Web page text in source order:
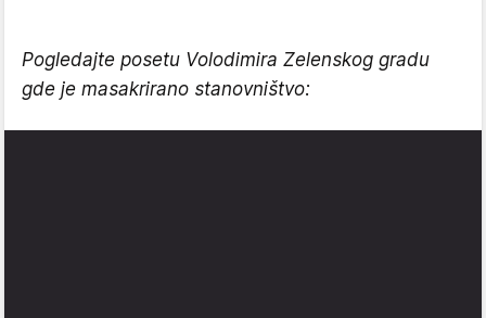
Pogledajte posetu Volodimira Zelenskog gradu
gde je masakrirano stanovništvo: